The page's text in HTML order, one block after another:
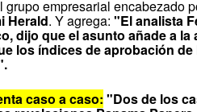
grupo empresarial encabezado
Herald. Y agrega:"El analista
dijo que el asunto añade a
los índices de aprobación
caso a caso: "Dos de los